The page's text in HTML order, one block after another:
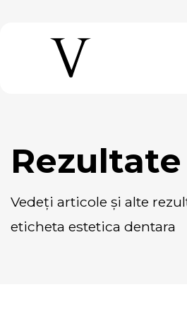
vedeți articole și alte rezultate de căutare legate de sau care conțin
eticheta estetica dentara